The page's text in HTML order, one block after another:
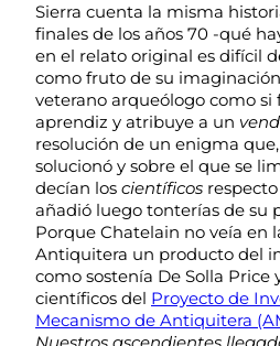
Sierra cuenta la misma
finales de los años 70 -qué
en el relato original es difícil
como fruto de su
veterano arqueólogo como si
aprendiz y atribuye a un
resolución de un enigma
solucionó y sobre el que se
decían los científicos
añadió luego tonterías de su
Porque Chatelain no veía en
Antiquitera un producto del
como sostenía De Solla Price
científicos del Proyecto de
Mecanismo de Antiquitera